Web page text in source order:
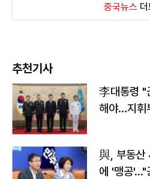
중국뉴스 더
추천기사
李대통령 "
해야…지휘
與, 부동산
에 '맹공'…"